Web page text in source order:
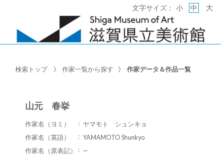
文字サイズ： 小 中 大
検索トップ 作家一覧から探す 作家データ＆作品一覧
山元 春挙
作家名（ヨミ）
ヤマモト シュンキョ
作家名（英語）
YAMAMOTO Shunkyo
作家名（原表記）
—